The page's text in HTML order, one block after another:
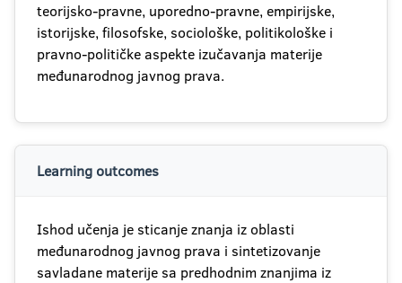
teorijsko-pravne, uporedno-pravne, empirijske,
istorijske, filosofske, sociološke, politikološke i
pravno-političke aspekte izučavanja materije
međunarodnog javnog prava.
Learning outcomes
Ishod učenja je sticanje znanja iz oblasti
međunarodnog javnog prava i sintetizovanje
savladane materije sa predhodnim znanjima iz